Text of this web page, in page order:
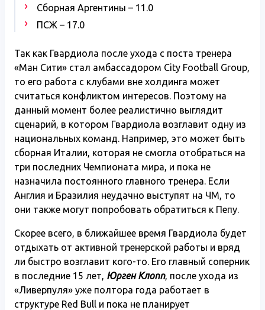
Сборная Аргентины – 11.0
ПСЖ – 17.0
Так как Гвардиола после ухода с поста тренера
«Ман Сити» стал амбассадором City Football Group,
то его работа с клубами вне холдинга может
считаться конфликтом интересов. Поэтому на
данный момент более реалистично выглядит
сценарий, в котором Гвардиола возглавит одну из
национальных команд. Например, это может быть
сборная Италии, которая не смогла отобраться на
три последних Чемпионата мира, и пока не
назначила постоянного главного тренера. Если
Англия и Бразилия неудачно выступят на ЧМ, то
они также могут попробовать обратиться к Пепу.
Скорее всего, в ближайшее время Гвардиола будет
отдыхать от активной тренерской работы и вряд
ли быстро возглавит кого-то. Его главный соперник
в последние 15 лет, Юрген Клопп, после ухода из
«Ливерпуля» уже полтора года работает в
структуре Red Bull и пока не планирует